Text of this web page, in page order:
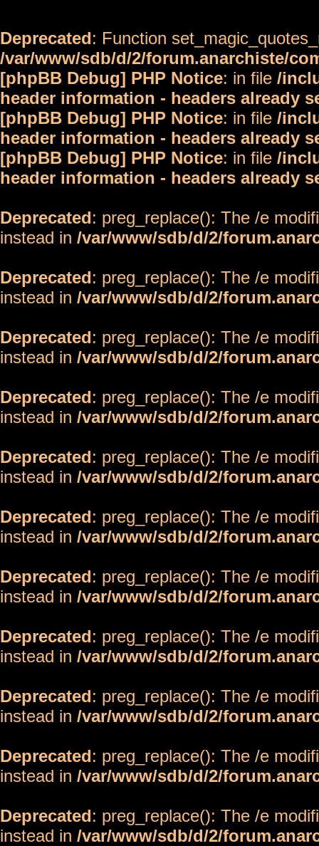
Deprecated: Function
/var/www/sdb/d/2/forum.anarchiste/
[phpBB Debug] PHP Notice: in file /
header information - headers already
[phpBB Debug] PHP Notice: in file /
header information - headers already
[phpBB Debug] PHP Notice: in file /
header information - headers already
Deprecated: preg_replace(): The /e
instead in /var/www/sdb/d/2/
Deprecated: preg_replace(): The /e
instead in /var/www/sdb/d/2/
Deprecated: preg_replace(): The /e
instead in /var/www/sdb/d/2/
Deprecated: preg_replace(): The /e
instead in /var/www/sdb/d/2/
Deprecated: preg_replace(): The /e
instead in /var/www/sdb/d/2/
Deprecated: preg_replace(): The /e
instead in /var/www/sdb/d/2/
Deprecated: preg_replace(): The /e
instead in /var/www/sdb/d/2/
Deprecated: preg_replace(): The /e
instead in /var/www/sdb/d/2/
Deprecated: preg_replace(): The /e
instead in /var/www/sdb/d/2/
Deprecated: preg_replace(): The /e
instead in /var/www/sdb/d/2/
Deprecated: preg_replace(): The /e
instead in /var/www/sdb/d/2/